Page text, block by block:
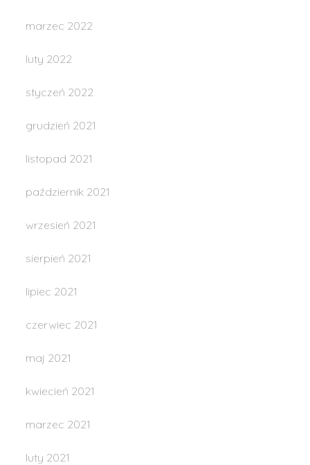
marzec 2022
luty 2022
styczeń 2022
grudzień 2021
listopad 2021
październik 2021
wrzesień 2021
sierpień 2021
lipiec 2021
czerwiec 2021
maj 2021
kwiecień 2021
marzec 2021
luty 2021